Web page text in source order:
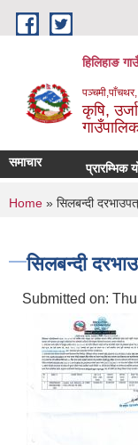
Skip to main content
हिलिहाङ
कृषि,
समाचार प्रारम्भिक
You are
Home » सिलबन्दी
सिलबन्दी
Submitted on: